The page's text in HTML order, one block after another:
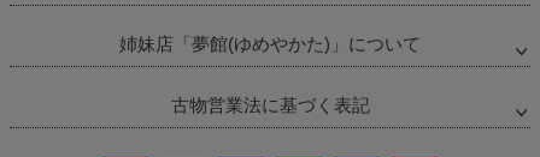
姉妹店「夢館(ゆめやかた)」について
古物営業法に基づく表記